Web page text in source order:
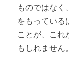
ものではなく
をもっている
ことが、これ
もしれません。